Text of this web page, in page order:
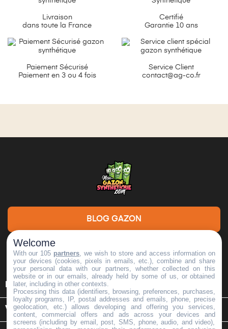
Livraison
dans toute la France
Certifié
Garantie 10 ans
Paiement Sécurisé
Paiement en 3 ou 4 fois
Service Client
contact@ag-co.fr
BLOG GAZON
DEMANDE DE DEVIS
INFORMATIONS
VOTRE COMPTE

Welcome
With our 105 partners , we wish to store and access information on
your devices (cookies, pixels in emails, etc.), combine and share
your personal data with our partners, whether collected on this
website or in our emails, already held by some of us, or obtained
later, including in other contexts.
Processing this data (identifiers, browsing, preferences, purchases,
loyalty programs, IP, postal addresses and emails, phone, precise
geolocation, etc.) allows developing and offering you services,
content, commercial offers and ads across your devices and
screens (including by email, post, SMS, phone, audio, and video),